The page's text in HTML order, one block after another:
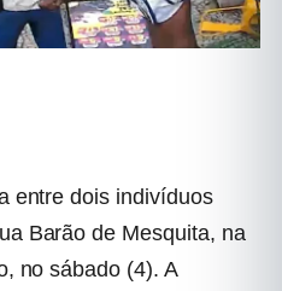
entre dois indivíduos
Barão de Mesquita, na
no sábado (4). A